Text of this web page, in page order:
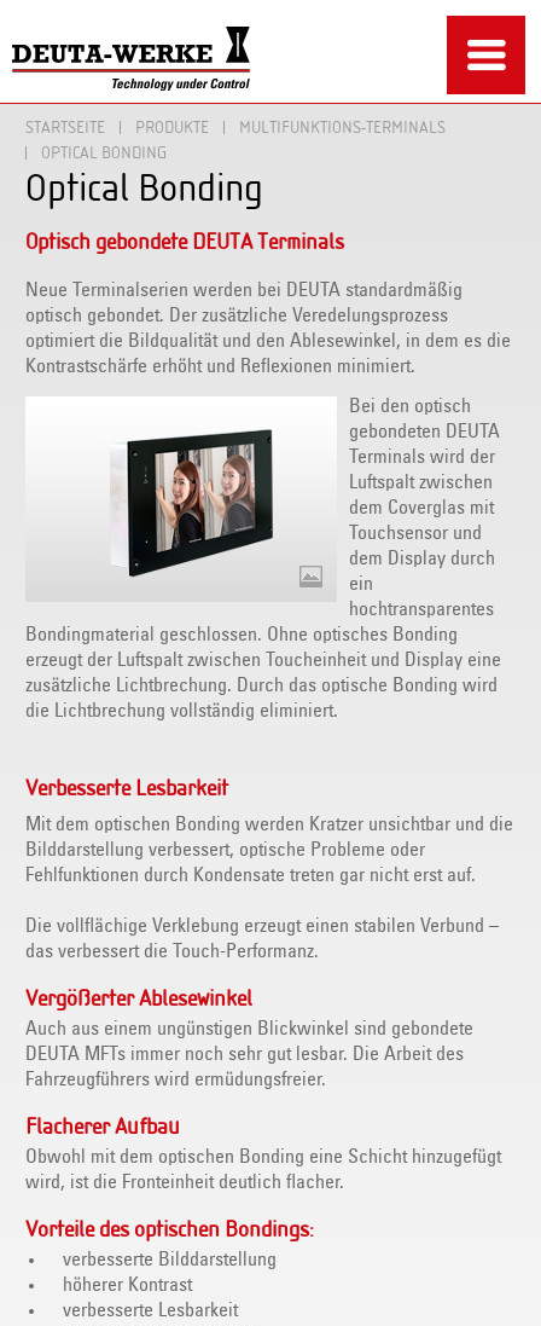
STARTSEITE PRODUKTE
MULTIFUNKTIONS-TERMINALS
OPTICAL BONDING
Optical Bonding
Optisch gebondete DEUTA Terminals
Neue Terminalserien werden bei DEUTA standardmäßig
optisch gebondet. Der zusätzliche Veredelungsprozess
optimiert die Bildqualität und den Ablesewinkel, in dem es die
Kontrastschärfe erhöht und Reflexionen minimiert.
Bei den optisch
gebondeten DEUTA
Terminals wird der
Luftspalt zwischen
dem Coverglas mit
Touchsensor und
dem Display durch
ein
hochtransparentes
Bondingmaterial geschlossen. Ohne optisches Bonding
erzeugt der Luftspalt zwischen Toucheinheit und Display eine
zusätzliche Lichtbrechung. Durch das optische Bonding wird
die Lichtbrechung vollständig eliminiert.
Verbesserte Lesbarkeit
Mit dem optischen Bonding werden Kratzer unsichtbar und die
Bilddarstellung verbessert, optische Probleme oder
Fehlfunktionen durch Kondensate treten gar nicht erst auf.
Die vollflächige Verklebung erzeugt einen stabilen Verbund –
das verbessert die Touch-Performanz.
Vergößerter Ablesewinkel
Auch aus einem ungünstigen Blickwinkel sind gebondete
DEUTA MFTs immer noch sehr gut lesbar. Die Arbeit des
Fahrzeugführers wird ermüdungsfreier.
Flacherer Aufbau
Obwohl mit dem optischen Bonding eine Schicht hinzugefügt
wird, ist die Fronteinheit deutlich flacher.
Vorteile des optischen Bondings:
verbesserte Bilddarstellung
höherer Kontrast
verbesserte Lesbarkeit